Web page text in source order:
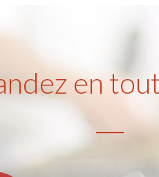
en